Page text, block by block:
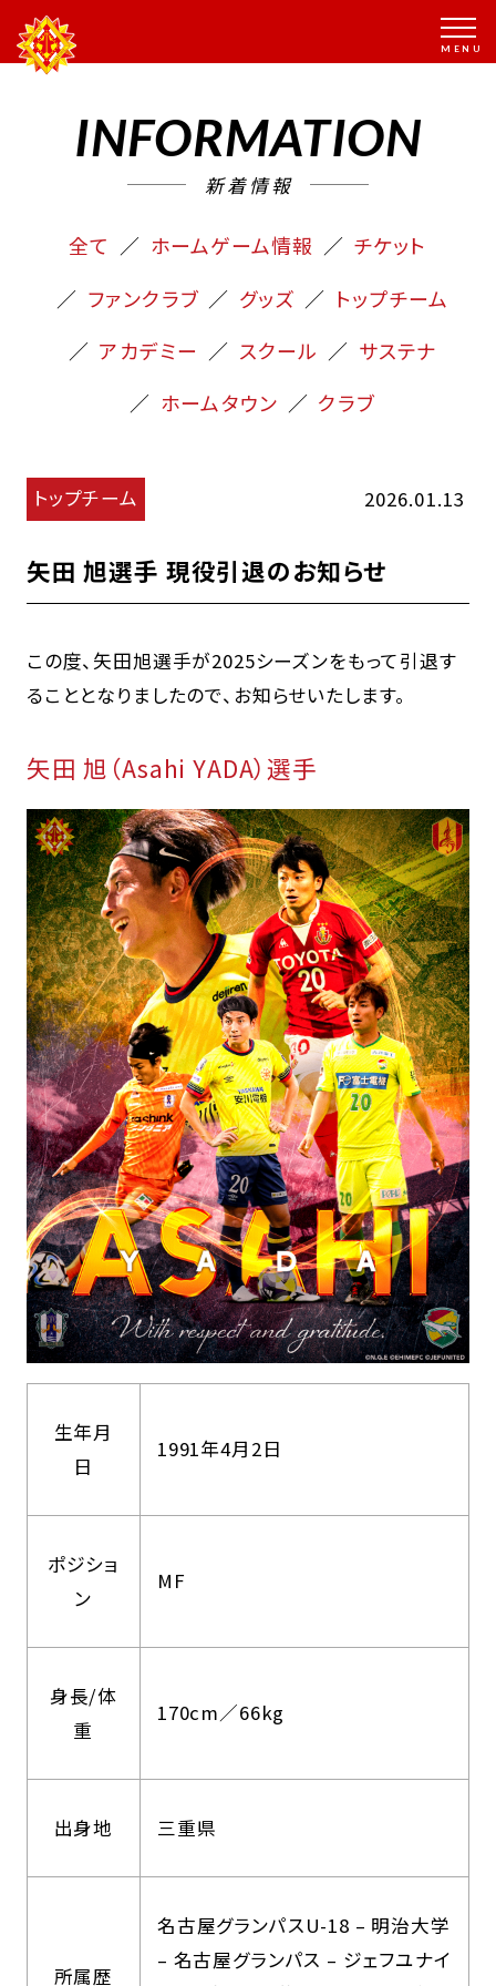
INFORMATION
新着情報
全て ホームゲーム情報
チケット
ファンクラブ
グッズ
トップチーム
アカデミー
スクール
サステナ
ホームタウン
クラブ
トップチーム 2026.01.13
矢田 旭選手 現役引退のお知らせ
この度、矢田旭選手が2025シーズンをもって引退す
ることとなりましたので、お知らせいたします。
矢田 旭（Asahi YADA）選手
生年月
日
1991年4月2日
ポジショ
ン
MF
身長/体
重
170cm／66kg
出身地 三重県
所属歴
名古屋グランパスU-18 – 明治大学
– 名古屋グランパス – ジェフユナイ